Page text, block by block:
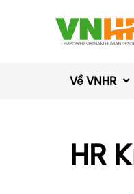
Về VNHR
HR